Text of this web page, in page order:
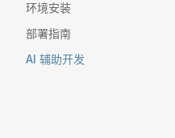
环境安装
部署指南
AI 辅助开发